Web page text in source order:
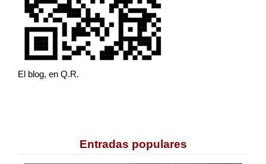
El blog, en Q.R.
Entradas populares